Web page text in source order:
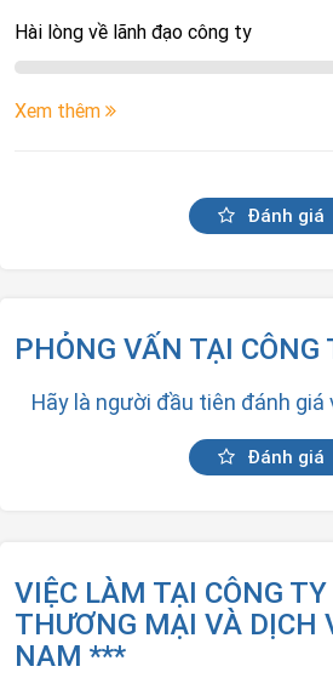
Hài lòng về lãnh đạo công ty
Xem thêm
Đánh giá
PHỎNG VẤN TẠI CÔNG
Hãy là người đầu tiên đánh giá
Đánh giá
VIỆC LÀM TẠI CÔNG
THƯƠNG MẠI VÀ DỊCH
NAM ***